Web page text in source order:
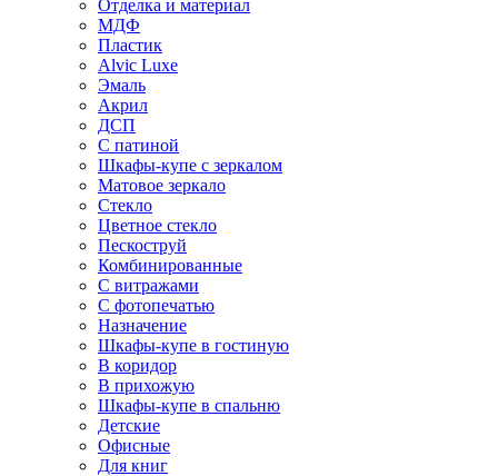
Отделка и материал
МДФ
Пластик
Alvic Luxe
Эмаль
Акрил
ДСП
С патиной
Шкафы-купе с зеркалом
Матовое зеркало
Стекло
Цветное стекло
Пескоструй
Комбинированные
С витражами
С фотопечатью
Назначение
Шкафы-купе в гостиную
В коридор
В прихожую
Шкафы-купе в спальню
Детские
Офисные
Для книг